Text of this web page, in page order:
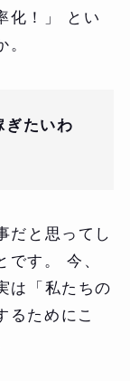
化！」 とい
ぎたいわ
だと思ってし
です。 今、
は「私たちの
るためにこ